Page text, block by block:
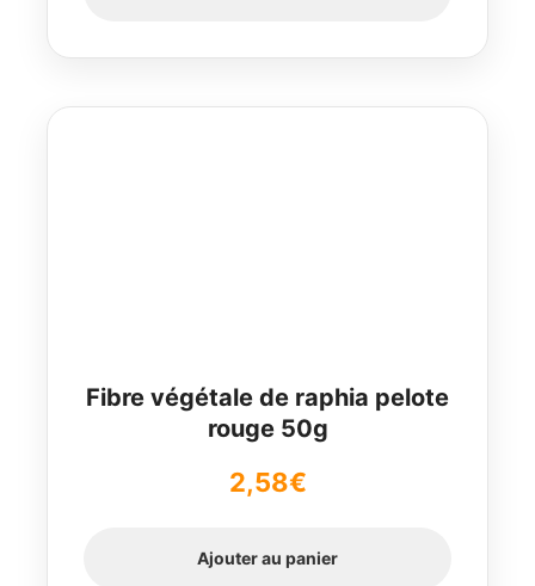
Fibre végétale de raphia pelote
rouge 50g
2,58€
Ajouter au panier